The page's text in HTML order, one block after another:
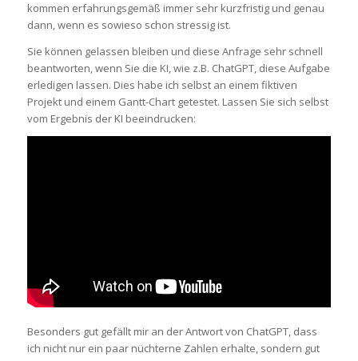
kommen erfahrungsgemäß immer sehr kurzfristig und genau
dann, wenn es sowieso schon stressig ist.
Sie können gelassen bleiben und diese Anfrage sehr schnell
beantworten, wenn Sie die KI, wie z.B. ChatGPT, diese Aufgabe
erledigen lassen. Dies habe ich selbst an einem fiktiven
Projekt und einem Gantt-Chart getestet. Lassen Sie sich selbst
vom Ergebnis der KI beeindrucken:
Besonders gut gefällt mir an der Antwort von ChatGPT, dass
ich nicht nur ein paar nüchterne Zahlen erhalte, sondern gut